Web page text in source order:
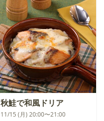
秋鮭で和風ドリア
11/15 (月) 20:00〜21:00